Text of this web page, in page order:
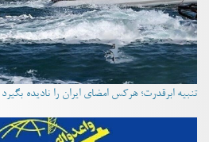
تنبیه ابرقدرت؛ هرکس امضای ایران را نادیده